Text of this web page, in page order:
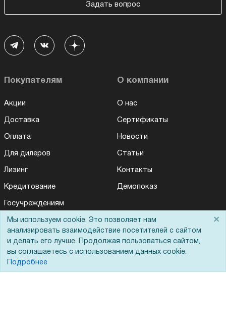
Задать вопрос
Покупателям
Акции
Доставка
Оплата
Для дилеров
Лизинг
Кредитование
Госучреждениям
Тендеры
ЭДО
О компании
О нас
Сертификаты
Новости
Статьи
Контакты
Демопоказ
Мы используем cookie. Это позволяет нам
анализировать взаимодействие посетителей с сайтом
и делать его лучше. Продолжая пользоваться сайтом,
вы соглашаетесь с использованием данных cookie.
Подробнее
×